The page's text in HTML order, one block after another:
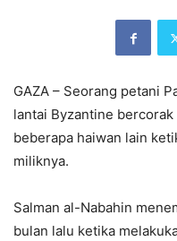
GAZA – Seorang petani
lantai Byzantine
beberapa haiwan lain
miliknya.
Salman al-Nabahin
bulan lalu ketika